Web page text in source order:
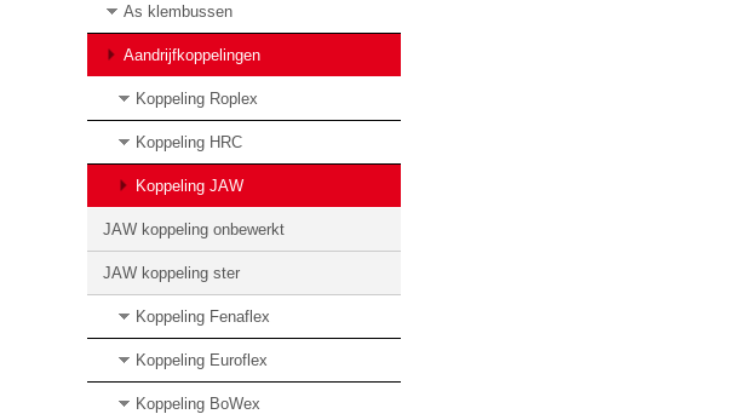
As klembussen
Aandrijfkoppelingen
Koppeling Roplex
Koppeling HRC
Koppeling JAW
JAW koppeling onbewerkt
JAW koppeling ster
Koppeling Fenaflex
Koppeling Euroflex
Koppeling BoWex